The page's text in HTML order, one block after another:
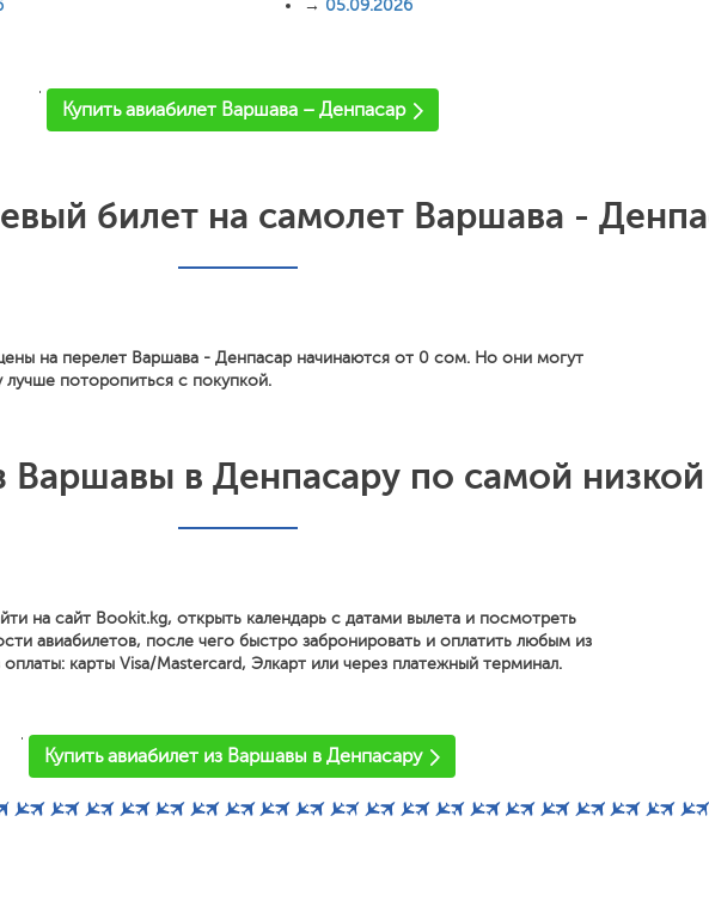
→ 05.09.2026
'
Купить авиабилет Варшава – Денпасар
билет на самолет Варшава -
на перелет Варшава - Денпасар начинаются от 0 сом. Но они могут
лучше поторопиться с покупкой.
Варшавы в Денпасару по самой
на сайт Bookit.kg, открыть календарь с датами вылета и посмотреть
авиабилетов, после чего быстро забронировать и оплатить любым из
карты Visa/Mastercard, Элкарт или через платежный терминал.
'
Купить авиабилет из Варшавы в Денпасару